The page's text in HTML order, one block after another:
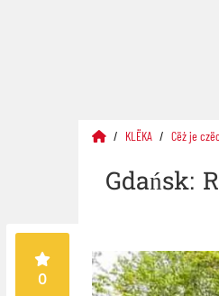
KLËKA Cëż je czëc
Gdańsk:
0